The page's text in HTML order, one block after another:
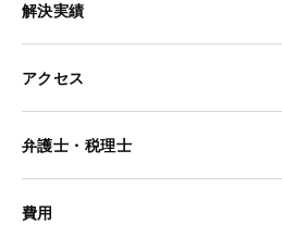
解決実績
アクセス
弁護士・税理士
費用